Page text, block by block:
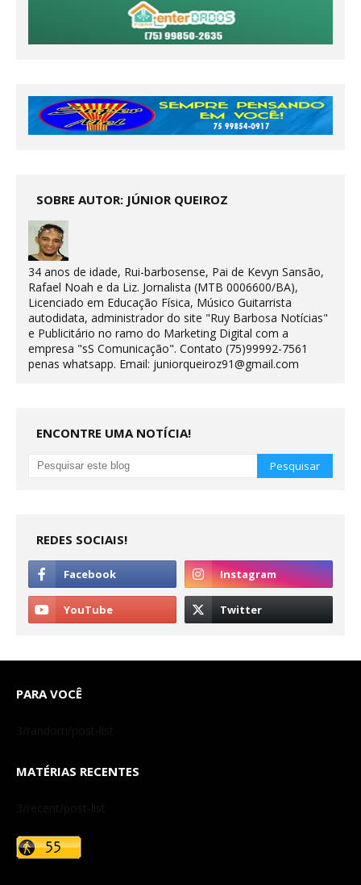
SOBRE AUTOR: JÚNIOR QUEIROZ
34 anos de idade, Rui-barbosense, Pai de Kevyn Sansão,
Rafael Noah e da Liz. Jornalista (MTB 0006600/BA),
Licenciado em Educação Física, Músico Guitarrista
autodidata, administrador do site "Ruy Barbosa Notícias"
e Publicitário no ramo do Marketing Digital com a
empresa "sS Comunicação". Contato (75)99992-7561
penas whatsapp. Email: juniorqueiroz91@gmail.com
ENCONTRE UMA NOTÍCIA!
REDES SOCIAIS!
PARA VOCÊ
3/random/post-list
MATÉRIAS RECENTES
3/recent/post-list